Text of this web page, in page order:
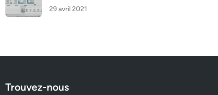
29 avril 2021
Trouvez-nous